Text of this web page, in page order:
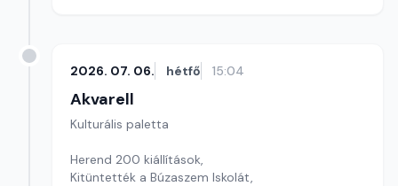
2026. 07. 06. hétfő 15:04
Akvarell
Kulturális paletta
Herend 200 kiállítások,
Kitüntették a Búzaszem Iskolát,